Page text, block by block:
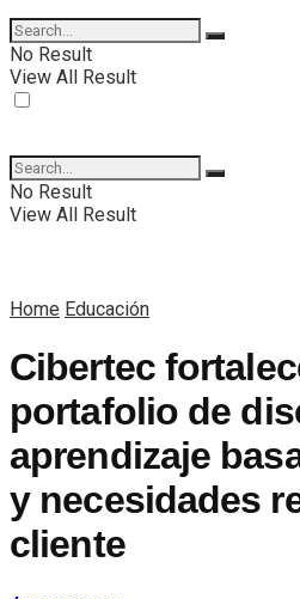
No Result
View All Result
No Result
View All Result
Home Educación
Cibertec
portafolio de
aprendizaje
y necesidades
cliente